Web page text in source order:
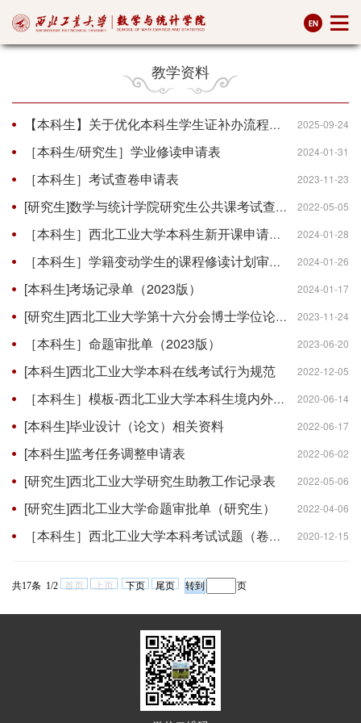
教学资料
【本科生】关于优化本科生学生证补办流程的通知 2025-09-24
［本科生/研究生］学业修读申请表 2024-01-31
［本科生］考试查卷申请表 2023-11-23
[研究生]数学与统计学院研究生公共课考试查卷申请表 2022-05-05
［本科生］西北工业大学本科生新开课申请表 2024-01-28
［本科生］学籍变动学生的课程修读计划审核表 2024-01-26
[本科生]考场记录单（2023版） 2024-01-17
[研究生]西北工业大学第十六分会博士学位论文答辩委员会专家预审表 2023-11-24
［本科生］命题审批单（2023版） 2023-06-20
[本科生]西北工业大学本科在线考试行为规范 2022-12-05
［本科生］模板-西北工业大学本科生境内外交流学习成绩转换申请表 2020-06-14
[本科生]毕业设计（论文）相关资料 2022-06-17
[本科生]监考任务调整申请表 2022-06-02
[研究生]西北工业大学研究生助教工作记录表 2022-05-06
[研究生]西北工业大学命题审批单（研究生） 2022-04-06
［本科生］西北工业大学本科考试试题（卷）专用纸 2020-12-15
共17条 1/2 首页 上页 下页 尾页 页